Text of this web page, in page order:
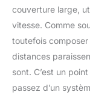
couverture large,
vitesse. Comme
toutefois
distances
sont. C’est un
passez d’un